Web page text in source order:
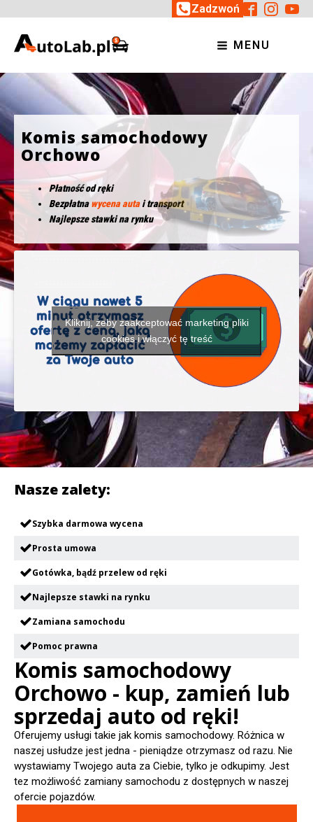
Zadzwoń
MENU
Komis samochodowy
Orchowo
Płatność od ręki
Bezpłatnawycena autai transport
Najlepsze stawki na rynku
Kliknij, żeby zaakceptować marketing pliki
cookies i włączyć tę treść
Nasze zalety:
Szybka darmowa wycena
Prosta umowa
Gotówka, bądź przelew od ręki
Najlepsze stawki na rynku
Zamiana samochodu
Pomoc prawna
Komis samochodowy
Orchowo - kup, zamień lub
sprzedaj auto od ręki!
Oferujemy usługi takie jak komis samochodowy. Różnica w
naszej usłudze jest jedna - pieniądze otrzymasz od razu. Nie
wystawiamy Twojego auta za Ciebie, tylko je odkupimy. Jest
tez możliwość zamiany samochodu z dostępnych w naszej
ofercie pojazdów.